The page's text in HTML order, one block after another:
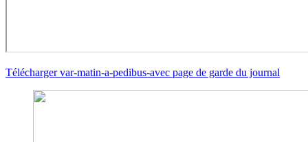
Télécharger var-matin-a-pedibus-avec page de garde du journal